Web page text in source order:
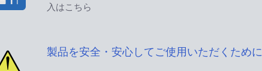
入はこちら
製品を安全・安心してご使用いただくために